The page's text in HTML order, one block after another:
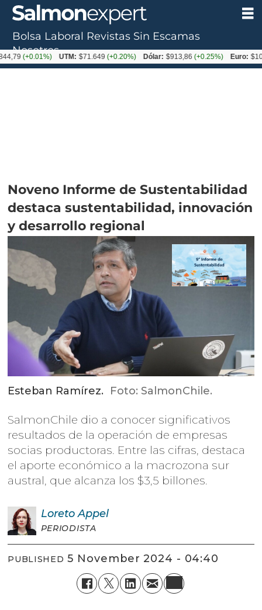
Noveno Informe de Sustentabilidad
destaca sustentabilidad, innovación
y desarrollo regional
Esteban Ramírez. Foto: SalmonChile.
SalmonChile dio a conocer significativos
resultados de la operación de empresas
socias productoras. Entre las cifras, destaca
el aporte económico a la macrozona sur
austral, que alcanza los $3,5 billones.
Loreto Appel
PERIODISTA
PUBLISHED 5 November 2024 - 04:40
Bolsa Laboral Revistas Sin Escamas
Nosotros
UTM: $71.649 (+0.20%) Dólar: $913,86 (+0.25%) Euro: $1053,08(-